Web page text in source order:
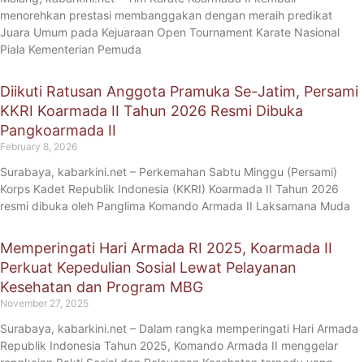
menorehkan prestasi membanggakan dengan meraih predikat
Juara Umum pada Kejuaraan Open Tournament Karate Nasional
Piala Kementerian Pemuda
Diikuti Ratusan Anggota Pramuka Se-Jatim, Persami
KKRI Koarmada II Tahun 2026 Resmi Dibuka
Pangkoarmada II
February 8, 2026
Surabaya, kabarkini.net – Perkemahan Sabtu Minggu (Persami)
Korps Kadet Republik Indonesia (KKRI) Koarmada II Tahun 2026
resmi dibuka oleh Panglima Komando Armada II Laksamana Muda
Memperingati Hari Armada RI 2025, Koarmada II
Perkuat Kepedulian Sosial Lewat Pelayanan
Kesehatan dan Program MBG
November 27, 2025
Surabaya, kabarkini.net – Dalam rangka memperingati Hari Armada
Republik Indonesia Tahun 2025, Komando Armada II menggelar